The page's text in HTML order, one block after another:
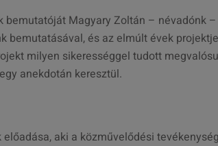
bemutatóját Magyary Zoltán – névadónk
bemutatásával, és az elmúlt évek
milyen sikerességgel tudott
anekdotán keresztül.
aki a közművelődési